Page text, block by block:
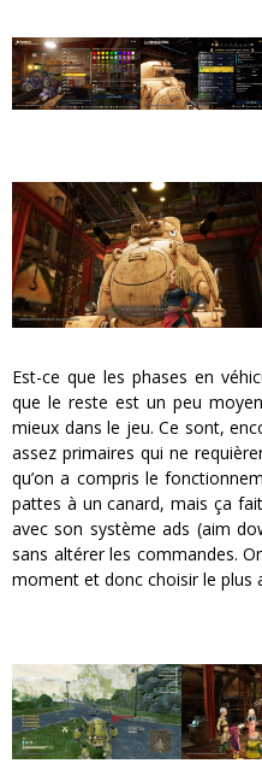
Est-ce que les phases en
que le reste est un peu
mieux dans le jeu. Ce sont,
assez primaires qui ne
qu’on a compris le
pattes à un canard, mais ça
avec son système ads (aim
sans altérer les commandes.
moment et donc choisir le plus